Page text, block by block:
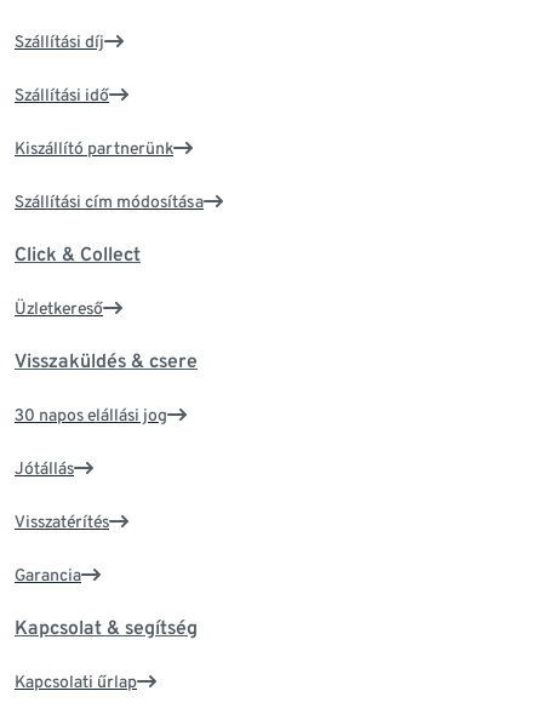
Szállítási díj
Szállítási idő
Kiszállító partnerünk
Szállítási cím módosítása
Click & Collect
Üzletkereső
Visszaküldés & csere
30 napos elállási jog
Jótállás
Visszatérítés
Garancia
Kapcsolat & segítség
Kapcsolati űrlap